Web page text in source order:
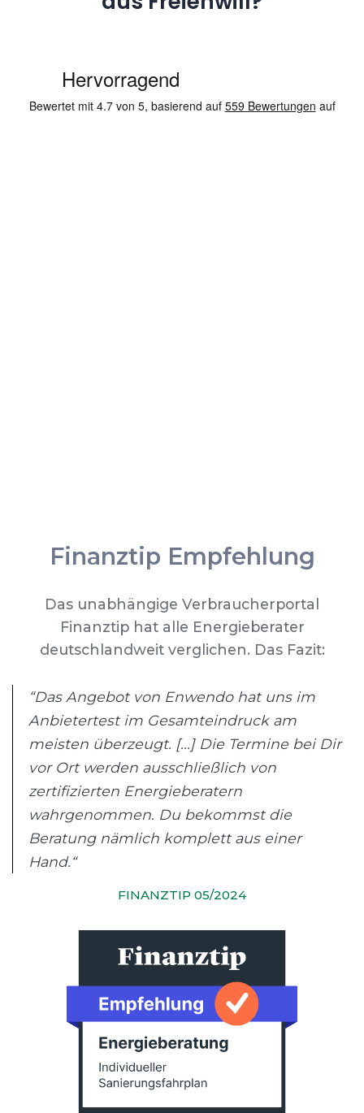
Finanztip Empfehlung
Das unabhängige Verbraucherportal
Finanztip hat alle Energieberater
deutschlandweit verglichen. Das Fazit:
“Das Angebot von Enwendo hat uns im
Anbietertest im Gesamteindruck am
meisten überzeugt. [...] Die Termine bei Dir
vor Ort werden ausschließlich von
zertifizierten Energieberatern
wahrgenommen. Du bekommst die
Beratung nämlich komplett aus einer
Hand.“
FINANZTIP 05/2024